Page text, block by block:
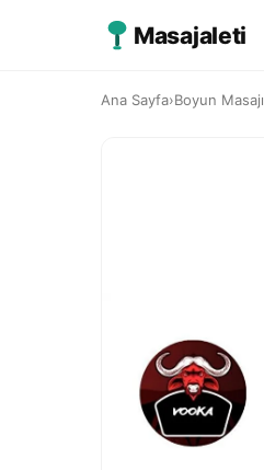
Masajaleti
Ana Sayfa›Boyun Masajı